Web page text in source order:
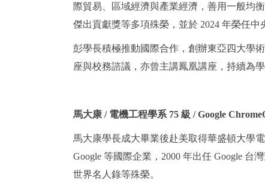
際貿易、區域經濟與產業經濟，善用一般均
傑出貢獻獎等多項殊榮，並於 2024 年榮任中
彭學長積極推動國際合作，創辦東亞四大學
座與校務諮議，亦曾主講鳳凰講座，持續為
馬大康 / 電機工程學系 75 級 / Google
馬大康學長成大畢業後赴美取得華盛頓大學
Google 等國際企業，2000 年出任 Google 台
世界名人錄等殊榮。